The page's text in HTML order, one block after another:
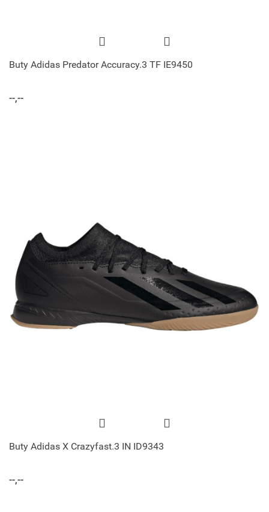
Buty Adidas Predator Accuracy.3 TF IE9450
--,--
Buty Adidas X Crazyfast.3 IN ID9343
--,--